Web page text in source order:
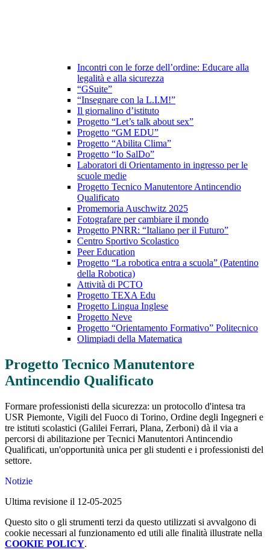
Incontri con le forze dell’ordine: Educare alla
legalità e alla sicurezza
“GSuite”
“Insegnare con la L.I.M!”
Il giornalino d’istituto
Progetto “Let’s talk about sex”
Progetto “GM EDU”
Progetto “Abilita Clima”
Progetto “Io SalDo”
Laboratori di Orientamento in ingresso per le
scuole medie
Progetto Tecnico Manutentore Antincendio
Qualificato
Promemoria Auschwitz 2025
Fotografare per cambiare il mondo
Progetto PNRR: “Italiano per il Futuro”
Centro Sportivo Scolastico
Peer Education
Progetto “La robotica entra a scuola” (Patentino
della Robotica)
Attività di PCTO
Progetto TEXA Edu
Progetto Lingua Inglese
Progetto Neve
Progetto “Orientamento Formativo” Politecnico
Olimpiadi della Matematica
Progetto Tecnico Manutentore
Antincendio Qualificato
Formare professionisti della sicurezza: un protocollo d'intesa tra
USR Piemonte, Vigili del Fuoco di Torino, Ordine degli Ingegneri e
tre istituti scolastici (Galilei Ferrari, Plana, Zerboni) dà il via a
percorsi di abilitazione per Tecnici Manutentori Antincendio
Qualificati, un'opportunità unica per gli studenti e i professionisti del
settore.
Notizie
Ultima revisione il 12-05-2025
Questo sito o gli strumenti terzi da questo utilizzati si avvalgono di
cookie necessari al funzionamento ed utili alle finalità illustrate nella
COOKIE POLICY.